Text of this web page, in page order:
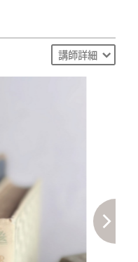
講師詳細